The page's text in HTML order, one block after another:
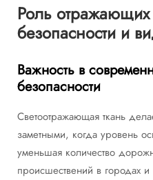
Роль
безопасности и
Важность в
безопасности
Светоотражающая ткань
заметными, когда уровень
уменьшая количество
происшествений в городах